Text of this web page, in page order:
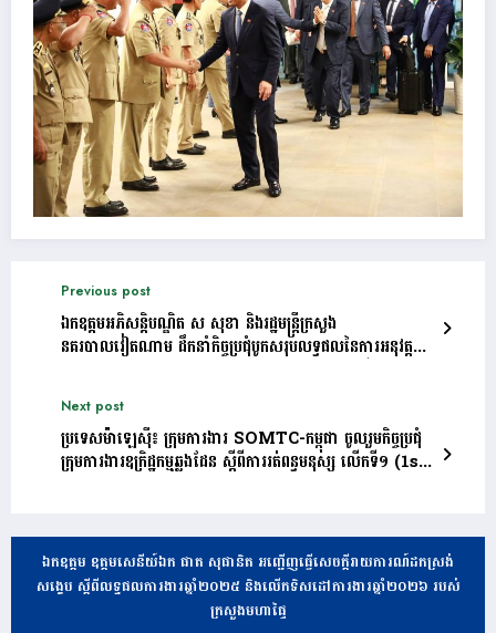
Previous post
ឯកឧត្តមអភិសន្តិបណ្ឌិត ស សុខា និងរដ្ឋមន្ត្រីក្រសួង
នគរបាលវៀតណាម ដឹកនាំកិច្ចប្រជុំបូកសរុបលទ្ធផលនៃការអនុវត្ត
ផែនការសហប្រតិបត្តិការឆ្នាំ២០២៥ រវាងក្រសួងមហាផ្ទៃកម្ពុជា និង
ក្រសួងនគរបាលវៀតណាម
Next post
ប្រទេសម៉ាឡេស៊ី៖ ក្រុមការងារ SOMTC-កម្ពុជា ចូលរួមកិច្ចប្រជុំ
ក្រុមការងារឧក្រិដ្ឋកម្មឆ្លងដែន ស្ដីពីការរត់ពន្ធមនុស្ស លើកទី១ (1st
ឯកឧត្តម ឧត្តមសេនីយ៍ឯក ផាត សុផានិត អញ្ជើញធ្វើសេចក្តីរាយការណ៍ដកស្រង់
សង្ខេប ស្តីពីលទ្ធផលការងារឆ្នាំ២០២៥ និងលើកទិសដៅការងារឆ្នាំ២០២៦ របស់
ក្រសួងមហាផ្ទៃ